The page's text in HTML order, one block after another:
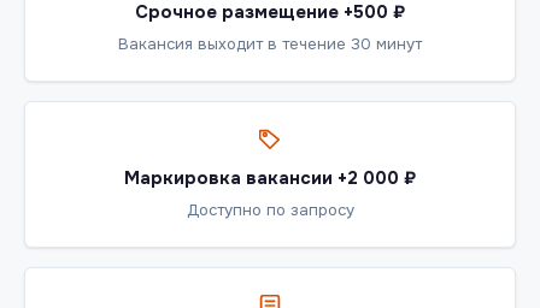
Срочное размещение +500 ₽
Вакансия выходит в течение 30 минут
Маркировка вакансии +2 000 ₽
Доступно по запросу